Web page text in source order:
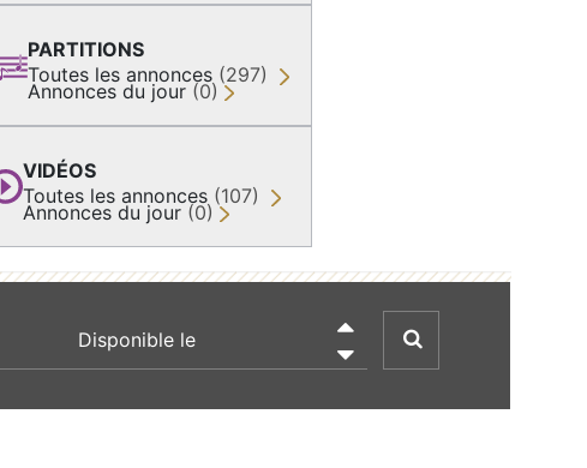
PARTITIONS
Toutes les annonces (297)
Annonces du jour (0)
VIDÉOS
Toutes les annonces (107)
Annonces du jour (0)
